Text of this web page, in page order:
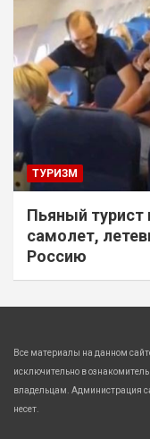
ТУРИЗМ
Пьяный
самолет,
Россию
Все материалы на данном
исключительно в
владельцам. Администрация
несет.